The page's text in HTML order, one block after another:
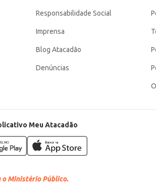
Responsabilidade Social
Imprensa
Blog Atacadão
Denúncias
Meu Atacadão
o Ministério Público.